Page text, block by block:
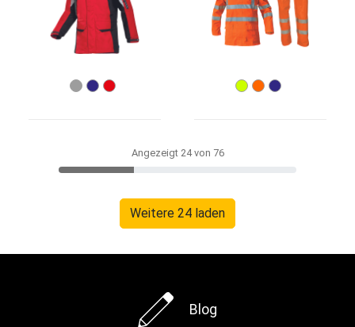
Angezeigt 24 von 76
Weitere 24 laden
Blog